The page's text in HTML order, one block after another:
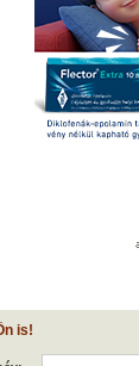
is!